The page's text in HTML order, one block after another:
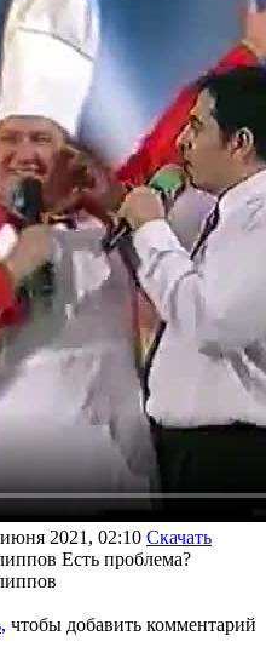
2021, 02:10 Скачать
Есть проблема?
, чтобы добавить комментарий